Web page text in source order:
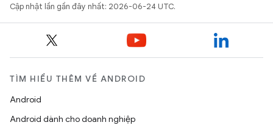
Cập nhật lần gần đây nhất: 2026-06-24 UTC.
TÌM HIỂU THÊM VỀ ANDROID
Android
Android dành cho doanh nghiệp